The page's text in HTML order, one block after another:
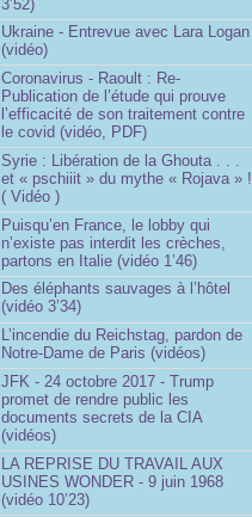
3’52)
Ukraine - Entrevue avec Lara Logan
(vidéo)
Coronavirus - Raoult : Re-
Publication de l’étude qui prouve
l’efficacité de son traitement contre
le covid (vidéo, PDF)
Syrie : Libération de la Ghouta . . .
et « pschiiit » du mythe « Rojava » !
( Vidéo )
Puisqu’en France, le lobby qui
n’existe pas interdit les crèches,
partons en Italie (vidéo 1’46)
Des éléphants sauvages à l’hôtel
(vidéo 3’34)
L’incendie du Reichstag, pardon de
Notre-Dame de Paris (vidéos)
JFK - 24 octobre 2017 - Trump
promet de rendre public les
documents secrets de la CIA
(vidéos)
LA REPRISE DU TRAVAIL AUX
USINES WONDER - 9 juin 1968
(vidéo 10’23)